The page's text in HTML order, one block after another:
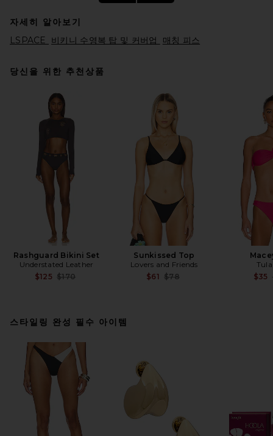
LSPACE Leilani Bikini Bottom
in Cafe
$32
LSPACE Taylor Bikini Top in
Black & Cream
LSPACE
$75
전 가격:
$88
자세히 알아보기
LSPACE
비키니 수영복 탑 및 커버업 매칭 피스
당신을 위한 추천상품
Rashguard Bikini Set
Understated Leather
$125 Previous price:
$170
Sunkissed Top
Lovers and Friends
$61 Previous price:
$78
$35
스타일링 완성 필수 아이템